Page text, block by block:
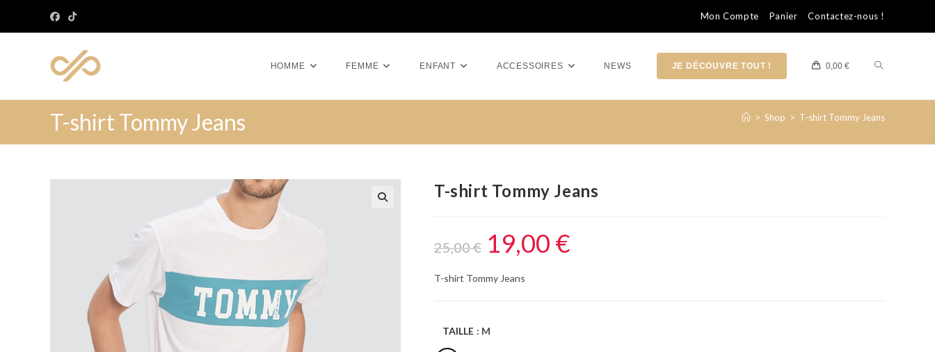
Mon Compte Panier Contactez-nous !
HOMME FEMME ENFANT ACCESSOIRES NEWS JE DÉCOUVRE TOUT ! 0,00 €
T-shirt Tommy Jeans > Shop > T-shirt Tommy Jeans
T-shirt Tommy Jeans
25,00€ 19,00 €
T-shirt Tommy Jeans
TAILLE : M